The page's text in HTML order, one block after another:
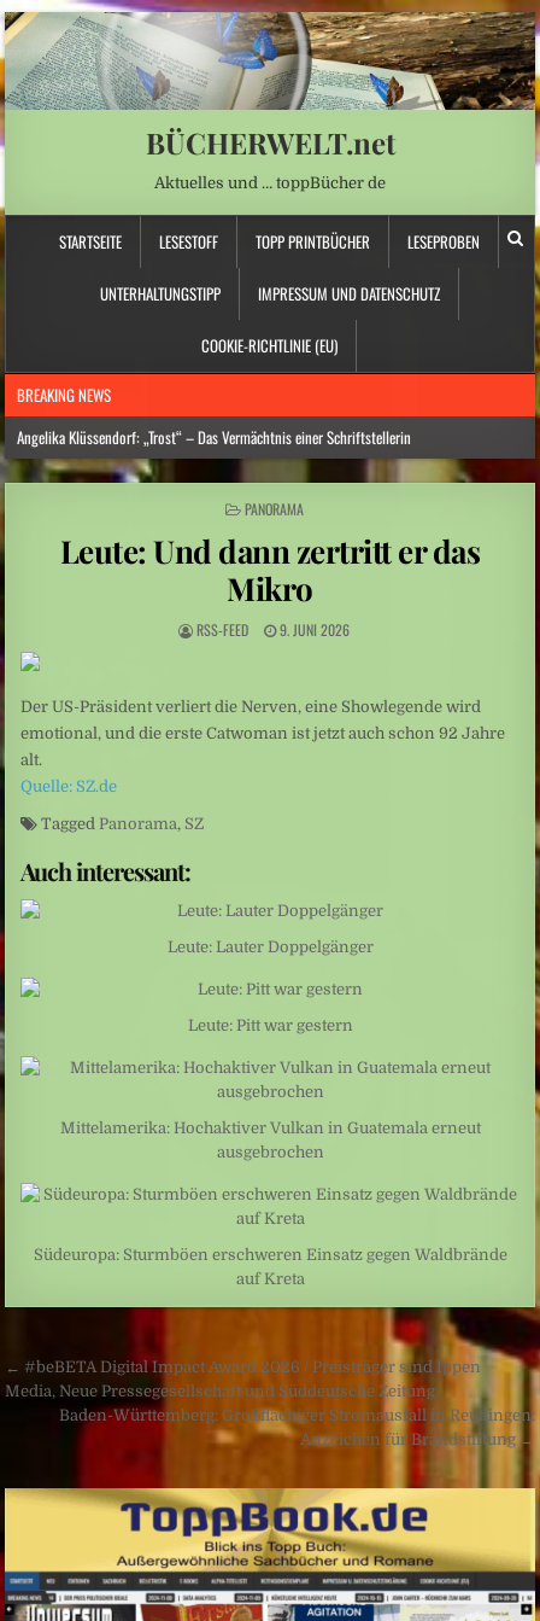
BÜCHERWELT.net
Aktuelles und … toppBücher de
STARTSEITE LESESTOFF TOPP PRINTBÜCHER LESEPROBEN
UNTERHALTUNGSTIPP IMPRESSUM UND DATENSCHUTZ
COOKIE-RICHTLINIE (EU)
BREAKING NEWS
Angelika Klüssendorf: „Trost“ – Das Vermächtnis einer Schriftstellerin
Hitzewelle: Städte- und Gemeindebund fordert „nationalen Kraftakt für
Niedrige Wasserstände: Auf Rekordtief
Umweltkatastrophe: Drohende Ölkatastrophe vor der Küste des Oman
Sexualisierte Gewalt: Starr vor Angst
POSTED
PANORAMA
Leute: Und dann zertritt er das
Mikro
RSS-FEED 9. JUNI 2026
Der US-Präsident verliert die Nerven, eine Showlegende wird
emotional, und die erste Catwoman ist jetzt auch schon 92 Jahre
alt.
Quelle: SZ.de
Tagged Panorama, SZ
Auch interessant:
Leute: Lauter Doppelgänger
Leute: Pitt war gestern
Mittelamerika: Hochaktiver Vulkan in Guatemala erneut
ausgebrochen
Südeuropa: Sturmböen erschweren Einsatz gegen Waldbrände
auf Kreta
Beitragsnavigation
← #beBETA Digital Impact Award 2026 / Preisträger sind Ippen
Media, Neue Pressegesellschaft und Süddeutsche Zeitung
Baden-Württemberg: Großflächiger Stromausfall in Reutlingen:
Anzeichen für Brandstiftung →